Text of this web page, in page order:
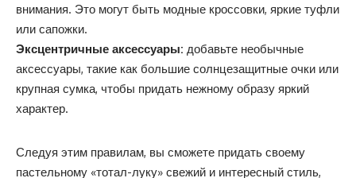
внимания. Это могут быть модные кроссовки, яркие туфли
или сапожки.
Эксцентричные аксессуары: добавьте необычные
аксессуары, такие как большие солнцезащитные очки или
крупная сумка, чтобы придать нежному образу яркий
характер.
Следуя этим правилам, вы сможете придать своему
пастельному «тотал-луку» свежий и интересный стиль,